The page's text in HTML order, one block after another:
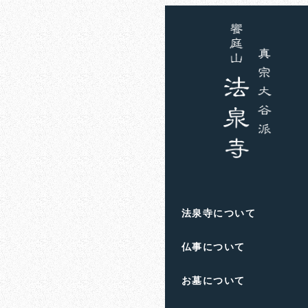
法泉寺について
仏事について
お墓について
お知らせ
育児